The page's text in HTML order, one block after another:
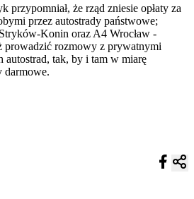
przypomniał, że rząd zniesie opłaty za
przez autostrady państwowe;
Konin oraz A4 Wrocław -
prowadzić rozmowy z prywatnymi
autostrad, tak, by i tam w miarę
darmowe.